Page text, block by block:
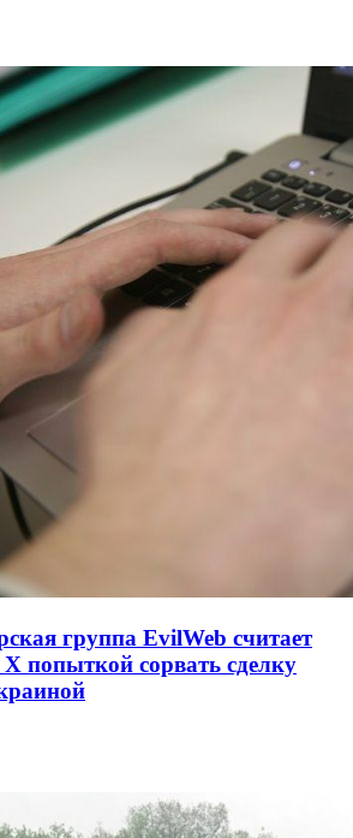
группа EvilWeb считает
Х попыткой сорвать сделку